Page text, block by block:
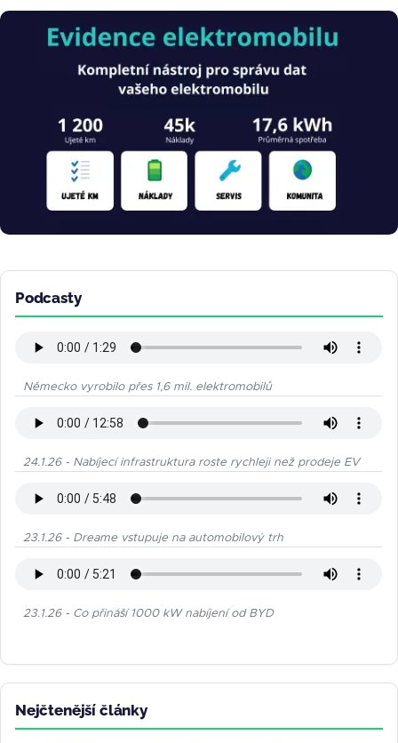
Obrázek
Podcasty
Německo vyrobilo přes 1,6 mil. elektromobilů
24.1.26 - Nabíjecí infrastruktura roste rychleji než prodeje EV
23.1.26 - Dreame vstupuje na automobilový trh
23.1.26 - Co přináší 1000 kW nabíjení od BYD
Nejčtenější články